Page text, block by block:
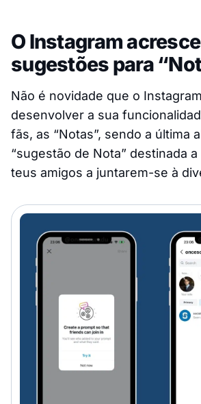
O Instagram
sugestões para
Não é novidade que o
desenvolver a sua
fãs, as “Notas”, sendo a última
“sugestão de Nota” destinada
teus amigos a juntarem-se à